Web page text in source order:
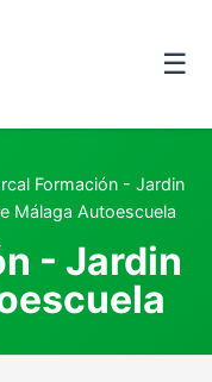
☰
Formación - Jardin
Málaga Autoescuela
- Jardin